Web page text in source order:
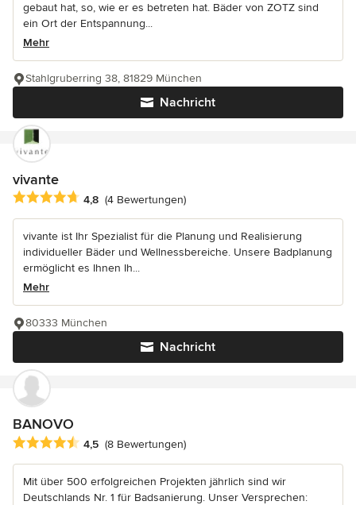
gebaut hat, so, wie er es betreten hat. Bäder von ZOTZ sind
ein Ort der Entspannung...
Mehr
Nachricht
Stahlgruberring 38, 81829 München
vivante
Durchschnittliche Bewertung: 4.8 von 5 Sternen
4,8 (4 Bewertungen)
vivante ist Ihr Spezialist für die Planung und Realisierung
individueller Bäder und Wellnessbereiche. Unsere Badplanung
ermöglicht es Ihnen Ih...
Mehr
Nachricht
80333 München
BANOVO
Durchschnittliche Bewertung: 4.5 von 5 Sternen
4,5 (8 Bewertungen)
Mit über 500 erfolgreichen Projekten jährlich sind wir
Deutschlands Nr. 1 für Badsanierung. Unser Versprechen: